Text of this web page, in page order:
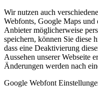
Wir nutzen auch
Webfonts, Google Maps und
Anbieter möglicherweise
speichern, können Sie diese
dass eine Deaktivierung
Aussehen unserer Webseite
Änderungen werden nach
Google Webfont